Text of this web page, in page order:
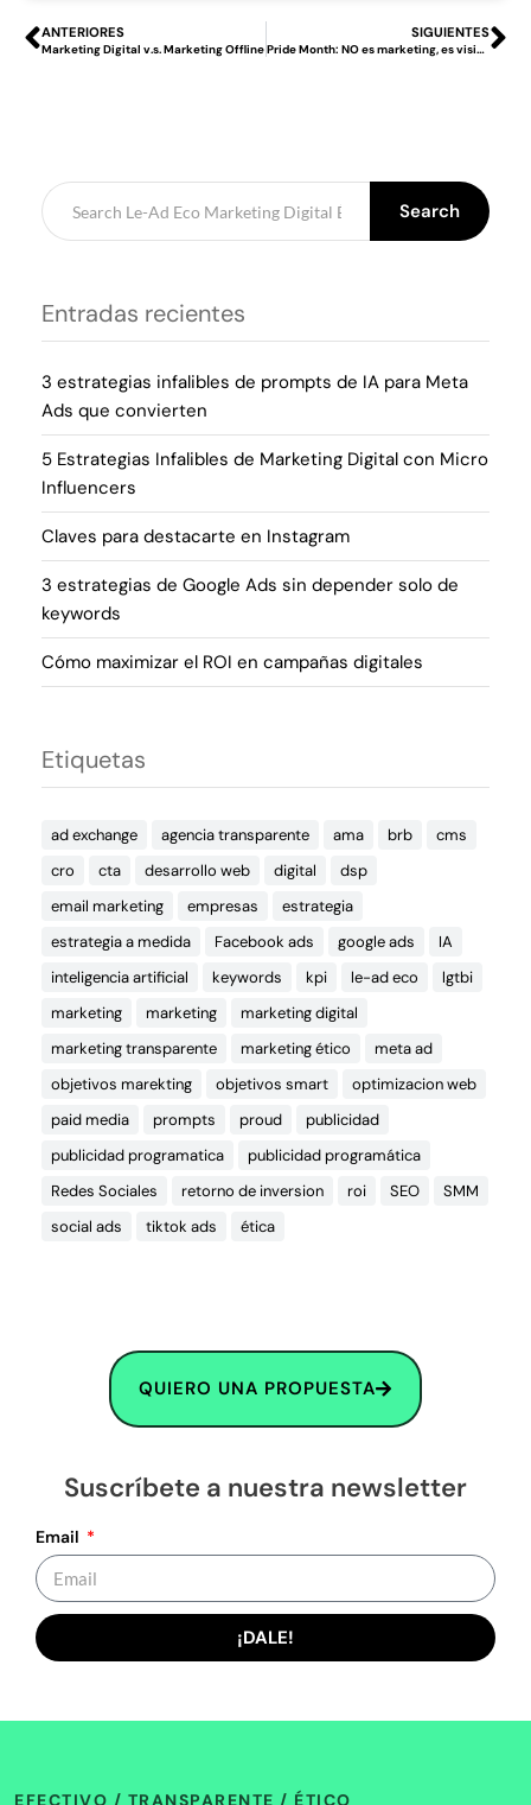
ANTERIORES
Marketing Digital v.s. Marketing Offline
SIGUIENTES
Pride Month: NO es marketing, es visibilidad
Search
Entradas recientes
3 estrategias infalibles de prompts de IA para Meta
Ads que convierten
5 Estrategias Infalibles de Marketing Digital con Micro
Influencers
Claves para destacarte en Instagram
3 estrategias de Google Ads sin depender solo de
keywords
Cómo maximizar el ROI en campañas digitales
Etiquetas
ad exchange agencia transparente ama brb
cms
cro
cta desarrollo web digital
dsp
email marketing
empresas
estrategia
estrategia a medida
Facebook ads google ads
IA
inteligencia artificial
keywords kpi le-ad eco
lgtbi
marketing
marketing
marketing digital
marketing transparente
marketing ético
meta ad
objetivos marekting
objetivos smart
optimizacion web
paid media
prompts proud
publicidad
publicidad programatica
publicidad programática
Redes Sociales
retorno de inversion roi SEO
SMM
social ads
tiktok ads ética
QUIERO UNA PROPUESTA
Suscríbete a nuestra newsletter
Email
¡DALE!